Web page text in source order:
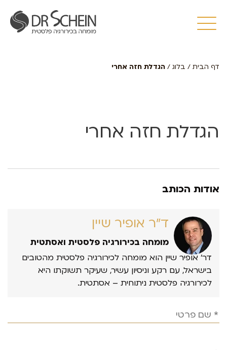
דף הבית / בלוג / הגדלת חזה אחרי
הגדלת חזה אחרי
אודות הכותב
ד״ר אופיר שיין
מומחה בכירורגיה פלסטית ואסתטית
דר’ אופיר שיין הוא מומחה לכירורגיה פלסטית מהטובים
בישראל, עם רקע וניסיון עשיר, שעיקר תשוקתו היא
לכירורגיה פלסטית ניתוחית – אסתטית.